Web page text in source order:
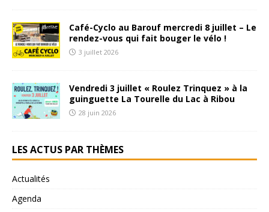
Café-Cyclo au Barouf mercredi 8 juillet – Le
rendez-vous qui fait bouger le vélo !
3 juillet 2026
Vendredi 3 juillet « Roulez Trinquez » à la
guinguette La Tourelle du Lac à Ribou
28 juin 2026
LES ACTUS PAR THÈMES
Actualités
Agenda